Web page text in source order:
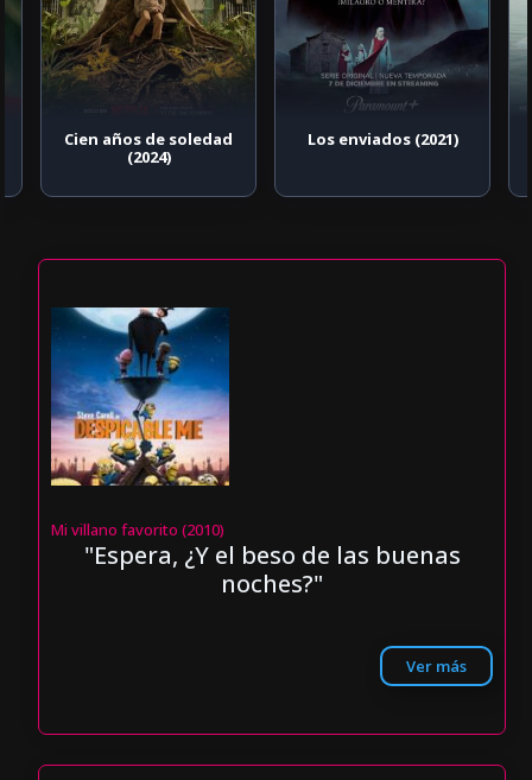
Cien años de soledad
(2024)
Los enviados (2021)
Mi villano favorito (2010)
"Espera, ¿Y el beso de las buenas
noches?"
Ver más